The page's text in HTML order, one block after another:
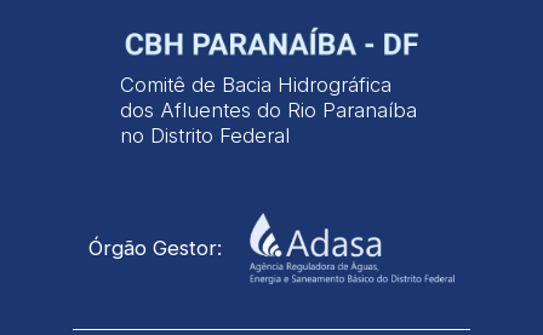
Comitê de Bacia Hidrográfica
dos Afluentes do Rio Paranaíba
no Distrito Federal
Órgão Gestor: